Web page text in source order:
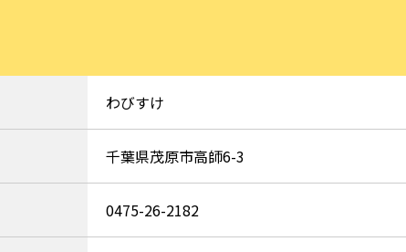
わびすけ
千葉県茂原市高師6-3
0475-26-2182